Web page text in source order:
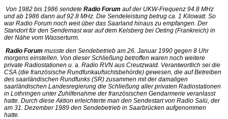
Von 1982 bis 1986 sendete Radio Forum auf der UKW-Frequenz 94.8 MHz
und ab 1986 dann auf 92.8 MHz. Die Sendeleistung betrug ca. 1 Kilowatt. So
war Radio Forum noch weit über das Saarland hinaus zu empfangen. Der
Standort für den Sendemast war auf dem Kelsberg bei Oeting (Frankreich) in
der Nähe vom Wasserturm.
Radio Forum musste den Sendebetrieb am 26. Januar 1990 gegen 8 Uhr
morgens einstellen. Von dieser Schließung betroffen waren noch weitere
private Radiostationen u. a. Radio RVN aus Creutzwald. Verantwortlich sei die
CSA (die französische Rundfunkaufsichtsbehörde) gewesen, die auf Betreiben
des saarländischen Rundfunks (SR) zusammen mit der damaligen
saarländischen Landesregierung die Schließung aller privaten Radiostationen
in Lothringen unter Zuhilfenahme der französischen Gendarmerie veranlasst
hatte. Durch diese Aktion erleichterte man den Sendestart von Radio Salü, der
am 31. Dezember 1989 den Sendebetrieb in Saarbrücken aufgenommen
hatte.